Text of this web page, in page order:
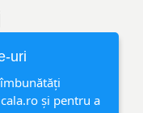
uri
și pentru a